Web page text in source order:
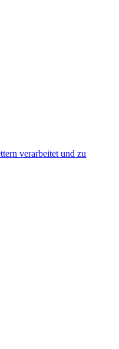
verarbeitet und zu